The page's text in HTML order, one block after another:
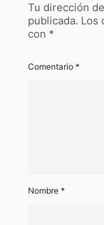
Tu dirección
publicada. Los
con *
Comentario *
Nombre *